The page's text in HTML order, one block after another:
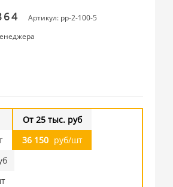
Артикул: pp-2-100-5
От 25 тыс. руб
36 150 руб/шт